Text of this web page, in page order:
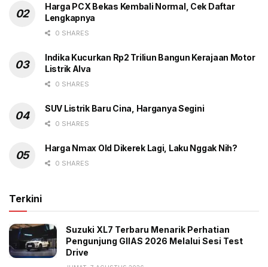
Creta Turbo
Harga PCX Bekas Kembali Normal, Cek Daftar
Lengkapnya
0 SHARES
Indika Kucurkan Rp2 Triliun Bangun Kerajaan Motor
Listrik Alva
0 SHARES
SUV Listrik Baru Cina, Harganya Segini
0 SHARES
Harga Nmax Old Dikerek Lagi, Laku Nggak Nih?
0 SHARES
Terkini
Suzuki XL7 Terbaru Menarik Perhatian
Pengunjung GIIAS 2026 Melalui Sesi Test
Drive